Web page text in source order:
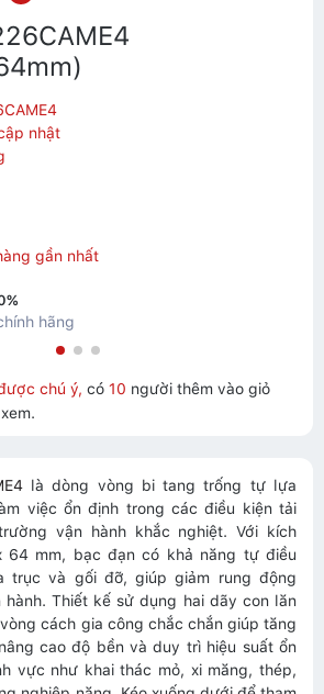
nhật
gần nhất
hãng
chú ý, có 10 người thêm vào giỏ
là dòng vòng bi tang trống tự lựa
việc ổn định trong các điều kiện tải
vận hành khắc nghiệt. Với kích
mm, bạc đạn có khả năng tự điều
trục và gối đỡ, giúp giảm rung động
Thiết kế sử dụng hai dãy con lăn
cách gia công chắc chắn giúp tăng
cao độ bền và duy trì hiệu suất ổn
vực như khai thác mỏ, xi măng, thép,